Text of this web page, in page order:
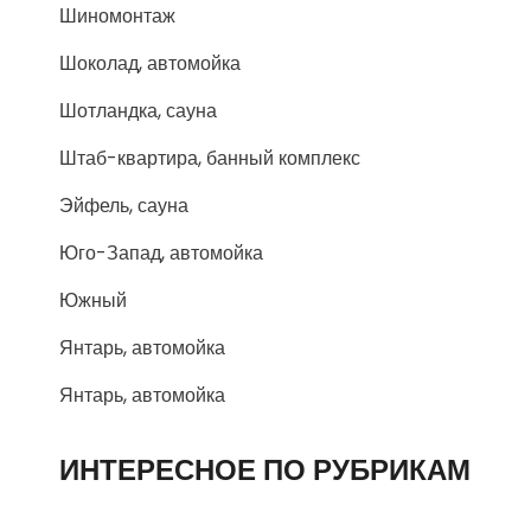
Шиномонтаж
Шоколад, автомойка
Шотландка, сауна
Штаб-квартира, банный комплекс
Эйфель, сауна
Юго-Запад, автомойка
Южный
Янтарь, автомойка
Янтарь, автомойка
ИНТЕРЕСНОЕ ПО РУБРИКАМ